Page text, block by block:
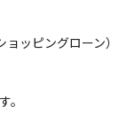
ッピングローン）